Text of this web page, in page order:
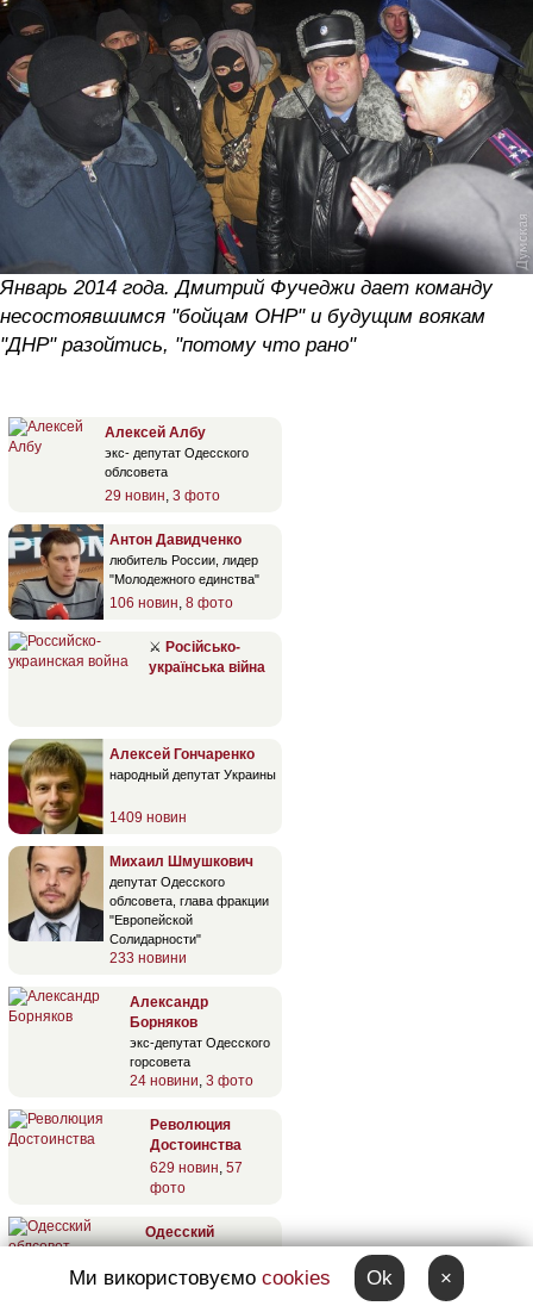
Январь 2014 года. Дмитрий Фучеджи дает команду
несостоявшимся "бойцам ОНР" и будущим воякам
"ДНР" разойтись, "потому что рано"
Алексей Албу
экс- депутат Одесского
облсовета
29 новин 3 фото
Антон Давидченко
любитель России, лидер
"Молодежного единства"
106 новин 8 фото
⚔ Російсько-
українська війна
Алексей Гончаренко
народный депутат Украины
1409 новин
Михаил Шмушкович
депутат Одесского
облсовета, глава фракции
"Европейской
Солидарности"
233 новини
Александр
Борняков
экс-депутат Одесского
горсовета
24 новини 3 фото
Революция
Достоинства
629 новин 57
фото
Одесский
облсовет
984 новини,142
фото
Ми використовуємо cookies Ok ×